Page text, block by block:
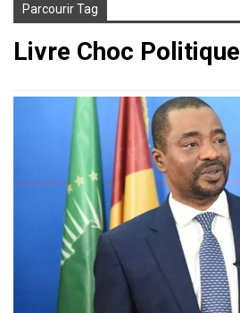
Parcourir Tag
Livre Choc Politique